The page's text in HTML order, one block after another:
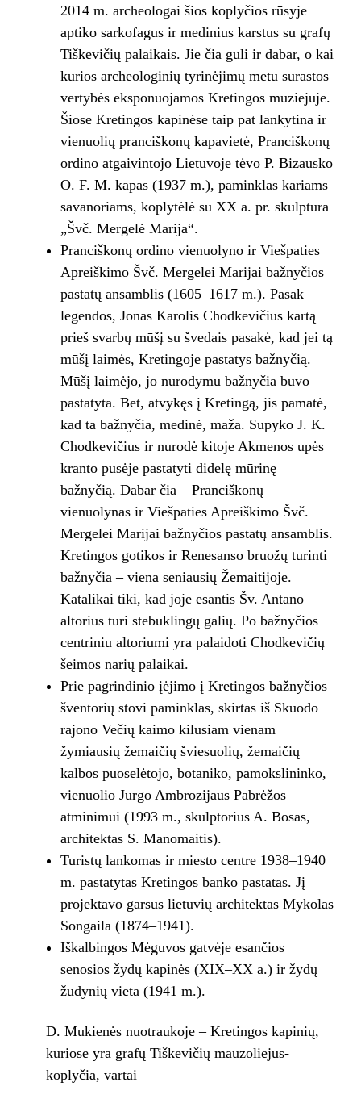
2014 m. archeologai šios koplyčios rūsyje
aptiko sarkofagus ir medinius karstus su grafų
Tiškevičių palaikais. Jie čia guli ir dabar, o kai
kurios archeologinių tyrinėjimų metu surastos
vertybės eksponuojamos Kretingos muziejuje.
Šiose Kretingos kapinėse taip pat lankytina ir
vienuolių pranciškonų kapavietė, Pranciškonų
ordino atgaivintojo Lietuvoje tėvo P. Bizausko
O. F. M. kapas (1937 m.), paminklas kariams
savanoriams, koplytėlė su XX a. pr. skulptūra
„Švč. Mergelė Marija“.
Pranciškonų ordino vienuolyno ir Viešpaties
Apreiškimo Švč. Mergelei Marijai bažnyčios
pastatų ansamblis (1605–1617 m.). Pasak
legendos, Jonas Karolis Chodkevičius kartą
prieš svarbų mūšį su švedais pasakė, kad jei tą
mūšį laimės, Kretingoje pastatys bažnyčią.
Mūšį laimėjo, jo nurodymu bažnyčia buvo
pastatyta. Bet, atvykęs į Kretingą, jis pamatė,
kad ta bažnyčia, medinė, maža. Supyko J. K.
Chodkevičius ir nurodė kitoje Akmenos upės
kranto pusėje pastatyti didelę mūrinę
bažnyčią. Dabar čia – Pranciškonų
vienuolynas ir Viešpaties Apreiškimo Švč.
Mergelei Marijai bažnyčios pastatų ansamblis.
Kretingos gotikos ir Renesanso bruožų turinti
bažnyčia – viena seniausių Žemaitijoje.
Katalikai tiki, kad joje esantis Šv. Antano
altorius turi stebuklingų galių. Po bažnyčios
centriniu altoriumi yra palaidoti Chodkevičių
šeimos narių palaikai.
Prie pagrindinio įėjimo į Kretingos bažnyčios
šventorių stovi paminklas, skirtas iš Skuodo
rajono Večių kaimo kilusiam vienam
žymiausių žemaičių šviesuolių, žemaičių
kalbos puoselėtojo, botaniko, pamokslininko,
vienuolio Jurgo Ambrozijaus Pabrėžos
atminimui (1993 m., skulptorius A. Bosas,
architektas S. Manomaitis).
Turistų lankomas ir miesto centre 1938–1940
m. pastatytas Kretingos banko pastatas. Jį
projektavo garsus lietuvių architektas Mykolas
Songaila (1874–1941).
Iškalbingos Mėguvos gatvėje esančios
senosios žydų kapinės (XIX–XX a.) ir žydų
žudynių vieta (1941 m.).
D. Mukienės nuotraukoje – Kretingos kapinių,
kuriose yra grafų Tiškevičių mauzoliejus-
koplyčia, vartai